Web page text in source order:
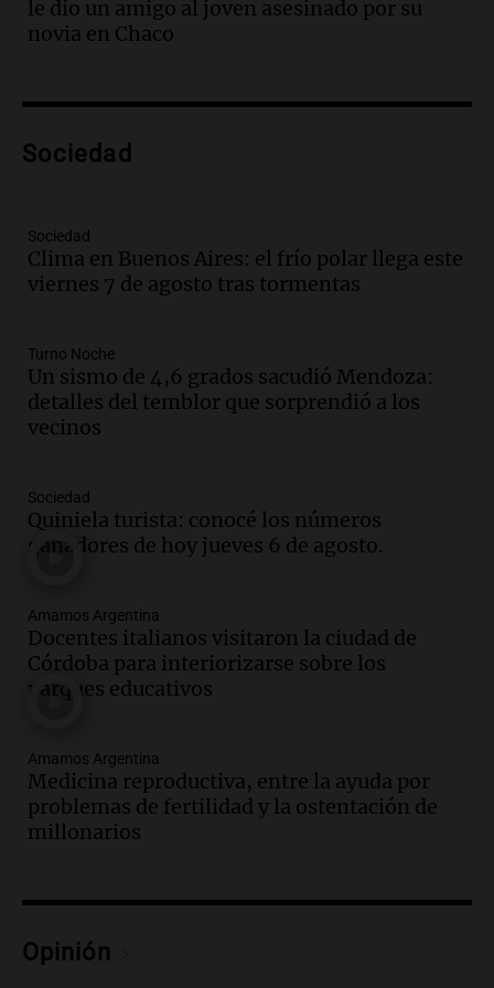
Episodios
tributo todos los jueves
Episodios
sea, va a ser lindo”
La Cadena del Gol
Episodios
en ludopatía: “Tener el casino en la
mano es muy peligroso”
La Argentina, hoy
Episodios
sobre los parques educativos
Amamos Argentina
Episodios
traerá más lluvias y eventos extremos
durante la primavera
Informados al regreso
Episodios
tras fuertes vientos
Panorama Federal
Episodios
economía mejorará el próximo año
Episodios
le dio un amigo al joven asesinado por su
novia en Chaco
Sociedad
Sociedad
Clima en Buenos Aires: el frío polar llega este
viernes 7 de agosto tras tormentas
Turno Noche
Un sismo de 4,6 grados sacudió Mendoza:
detalles del temblor que sorprendió a los
vecinos
Sociedad
Quiniela turista: conocé los números
ganadores de hoy jueves 6 de agosto.
Amamos Argentina
Docentes italianos visitaron la ciudad de
Córdoba para interiorizarse sobre los
parques educativos
Amamos Argentina
Medicina reproductiva, entre la ayuda por
problemas de fertilidad y la ostentación de
millonarios
Opinión